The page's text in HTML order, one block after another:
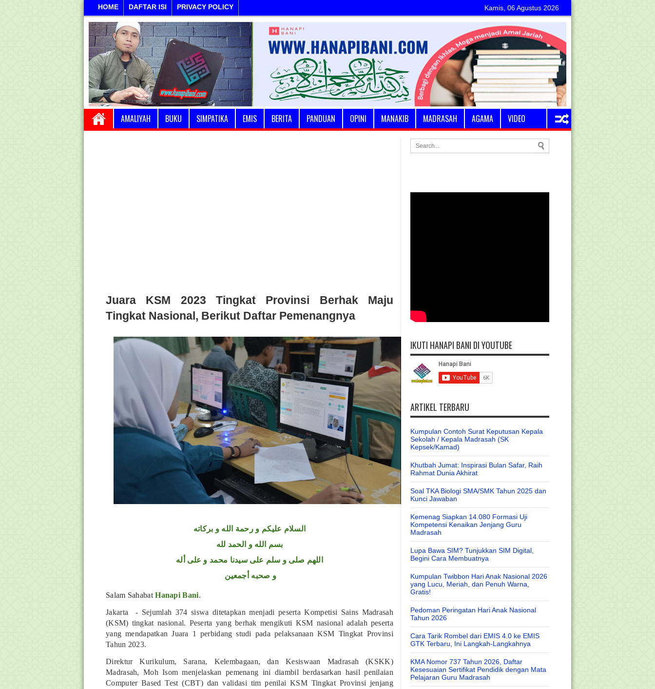
HOME DAFTAR ISI PRIVACY POLICY Kamis, 06 Agustus 2026
AMALIYAH BUKU SIMPATIKA EMIS BERITA PANDUAN OPINI MANAKIB MADRASAH AGAMA VIDEO
Juara KSM 2023 Tingkat Provinsi Berhak Maju
Tingkat Nasional, Berikut Daftar Pemenangnya
السلام عليكم و رحمة الله و بركاته
بسم الله و الحمد لله
اللهم صلى و سلم على سيدنا محمد و على أله
و صحبه أجمعين
Salam SahabatHanapi Bani.
Jakarta - Sejumlah 374 siswa ditetapkan menjadi peserta Kompetisi Sains Madrasah
(KSM) tingkat nasional. Peserta yang berhak mengikuti KSM nasional adalah peserta
yang mendapatkan Juara 1 perbidang studi pada pelaksanaan KSM Tingkat Provinsi
Tahun 2023.
Direktur Kurikulum, Sarana, Kelembagaan, dan Kesiswaan Madrasah (KSKK)
Madrasah, Moh Isom menjelaskan pemenang ini diambil berdasarkan hasil penilaian
Computer Based Test (CBT) dan validasi tim penilai KSM Tingkat Provinsi jenjang
IKUTI HANAPI BANI DI YOUTUBE
ARTIKEL TERBARU
Kumpulan Contoh Surat Keputusan Kepala
Sekolah / Kepala Madrasah (SK
Kepsek/Kamad)
Khutbah Jumat: Inspirasi Bulan Safar, Raih
Rahmat Dunia Akhirat
Soal TKA Biologi SMA/SMK Tahun 2025 dan
Kunci Jawaban
Kemenag Siapkan 14.080 Formasi Uji
Kompetensi Kenaikan Jenjang Guru
Madrasah
Lupa Bawa SIM? Tunjukkan SIM Digital,
Begini Cara Membuatnya
Kumpulan Twibbon Hari Anak Nasional 2026
yang Lucu, Meriah, dan Penuh Warna,
Gratis!
Pedoman Peringatan Hari Anak Nasional
Tahun 2026
Cara Tarik Rombel dari EMIS 4.0 ke EMIS
GTK Terbaru, Ini Langkah-Langkahnya
KMA Nomor 737 Tahun 2026, Daftar
Kesesuaian Sertifikat Pendidik dengan Mata
Pelajaran Guru Madrasah